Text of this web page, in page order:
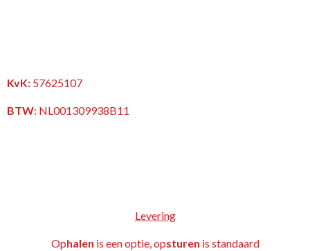
KvK: 57625107
BTW: NL001309938B11
Levering
Ophalen is een optie, opsturen is standaard